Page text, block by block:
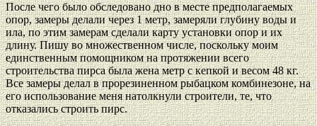
После чего было обследовано дно в месте предполагаемых
опор, замеры делали через 1 метр, замеряли глубину воды и
ила, по этим замерам сделали карту установки опор и их
длину. Пишу во множественном числе, поскольку моим
единственным помощником на протяжении всего
строительства пирса была жена метр с кепкой и весом 48 кг.
Все замеры делал в прорезиненном рыбацком комбинезоне, на
его использование меня натолкнули строители, те, что
отказались строить пирс.